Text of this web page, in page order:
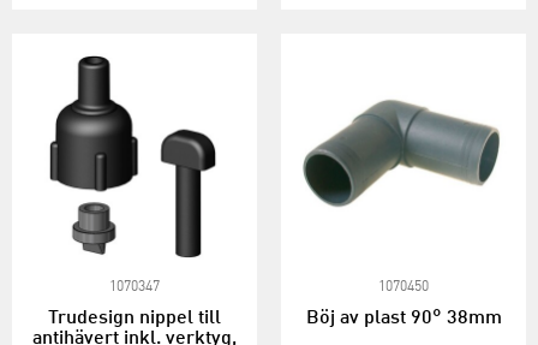
1070347
Trudesign nippel till
antihävert inkl. verktyg,
1070450
Böj av plast 90° 38mm